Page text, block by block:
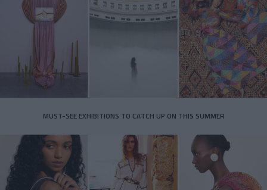
MUST-SEE EXHIBITIONS TO CATCH UP ON THIS SUMMER